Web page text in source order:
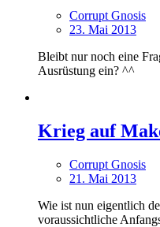
Corrupt Gnosis
23. Mai 2013
Bleibt nur noch eine
Ausrüstung ein? ^^
Krieg auf
Corrupt Gnosis
21. Mai 2013
Wie ist nun eigentlich
voraussichtliche